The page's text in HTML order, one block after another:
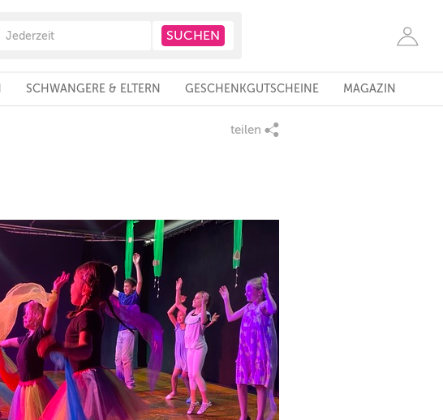
SCHWANGERE & ELTERN GESCHENKGUTSCHEINE MAGAZIN
teilen